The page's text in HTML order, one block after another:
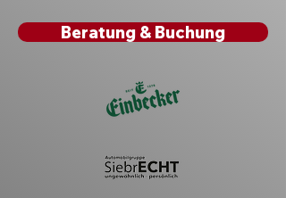
Beratung & Buchung